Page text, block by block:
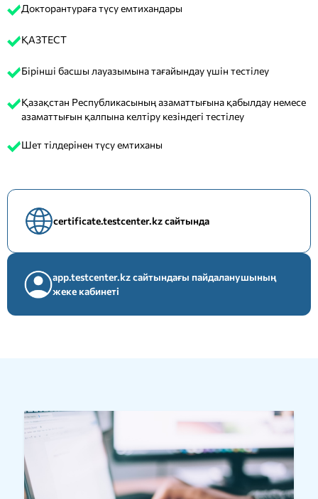
Докторантураға түсу емтихандары
ҚАЗТЕСТ
Бірінші басшы лауазымына тағайындау үшін тестілеу
Қазақстан Республикасының азаматтығына қабылдау немесе
азаматтығын қалпына келтіру кезіндегі тестілеу
Шет тілдерінен түсу емтиханы
certificate.testcenter.kz сайтында
app.testcenter.kz сайтындағы пайдаланушының
жеке кабинеті